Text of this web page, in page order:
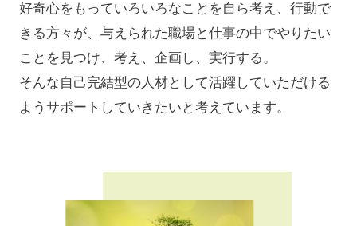
好奇心をもっていろいろなことを自ら考え、行動で
きる方々が、 与えられた職場と仕事の中でやりたい
ことを見つけ、考え、企画し、実行する。
そんな自己完結型の人材として活躍していただける
よう サポートしていきたいと考えています。